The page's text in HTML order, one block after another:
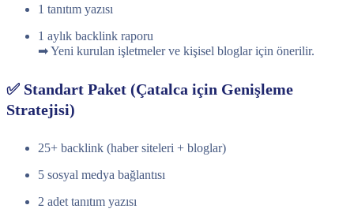
1 tanıtım yazısı
1 aylık backlink raporu
➡ Yeni kurulan işletmeler ve kişisel bloglar için önerilir.
✅ Standart Paket (Çatalca için Genişleme
Stratejisi)
25+ backlink (haber siteleri + bloglar)
5 sosyal medya bağlantısı
2 adet tanıtım yazısı